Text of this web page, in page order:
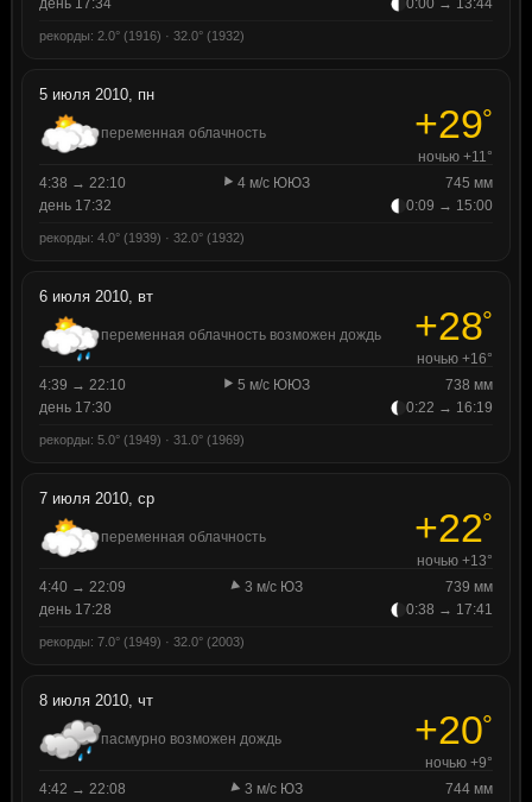
день 17:34
0:00 → 13:44
рекорды: 2.0° (1916) · 32.0° (1932)
5 июля 2010, пн
переменная облачность +29°
ночью +11°
4:38 → 22:10
4 м/с ЮЮЗ
745 мм
день 17:32
0:09 → 15:00
рекорды: 4.0° (1939) · 32.0° (1932)
6 июля 2010, вт
переменная облачность возможен дождь +28°
ночью +16°
4:39 → 22:10
5 м/с ЮЮЗ
738 мм
день 17:30
0:22 → 16:19
рекорды: 5.0° (1949) · 31.0° (1969)
7 июля 2010, ср
переменная облачность +22°
ночью +13°
4:40 → 22:09
3 м/с ЮЗ
739 мм
день 17:28
0:38 → 17:41
рекорды: 7.0° (1949) · 32.0° (2003)
8 июля 2010, чт
пасмурно возможен дождь +20°
ночью +9°
4:42 → 22:08
3 м/с ЮЗ
744 мм